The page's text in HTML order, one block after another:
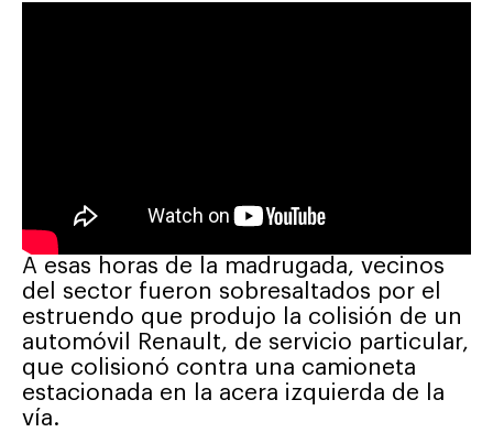
A esas horas de la madrugada, vecinos
del sector fueron sobresaltados por el
estruendo que produjo la colisión de un
automóvil Renault, de servicio particular,
que colisionó contra una camioneta
estacionada en la acera izquierda de la
vía.